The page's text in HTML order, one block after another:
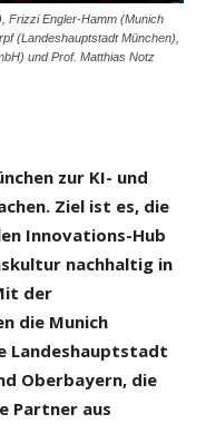
Frizzi Engler-Hamm (Munich
(Landeshauptstadt München),
und Prof. Matthias Notz
zur KI- und
Ziel ist es, die
Innovations-Hub
nachhaltig in
der
die Munich
Landeshauptstadt
Oberbayern, die
Partner aus